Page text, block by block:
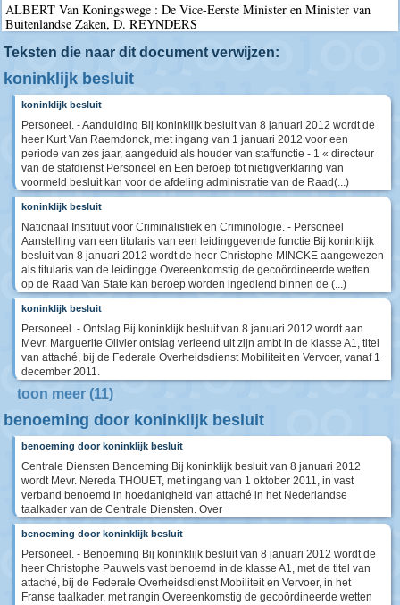
ALBERT Van Koningswege : De Vice-Eerste Minister en Minister van
Buitenlandse Zaken, D. REYNDERS
Teksten die naar dit document verwijzen:
koninklijk besluit
koninklijk besluit
Personeel. - Aanduiding Bij koninklijk besluit van 8 januari 2012 wordt de
heer Kurt Van Raemdonck, met ingang van 1 januari 2012 voor een
periode van zes jaar, aangeduid als houder van staffunctie - 1 « directeur
van de stafdienst Personeel en Een beroep tot nietigverklaring van
voormeld besluit kan voor de afdeling administratie van de Raad(...)
koninklijk besluit
Nationaal Instituut voor Criminalistiek en Criminologie. - Personeel
Aanstelling van een titularis van een leidinggevende functie Bij koninklijk
besluit van 8 januari 2012 wordt de heer Christophe MINCKE aangewezen
als titularis van de leidingge Overeenkomstig de gecoördineerde wetten
op de Raad Van State kan beroep worden ingediend binnen de (...)
koninklijk besluit
Personeel. - Ontslag Bij koninklijk besluit van 8 januari 2012 wordt aan
Mevr. Marguerite Olivier ontslag verleend uit zijn ambt in de klasse A1, titel
van attaché, bij de Federale Overheidsdienst Mobiliteit en Vervoer, vanaf 1
december 2011.
toon meer (11)
benoeming door koninklijk besluit
benoeming door koninklijk besluit
Centrale Diensten Benoeming Bij koninklijk besluit van 8 januari 2012
wordt Mevr. Nereda THOUET, met ingang van 1 oktober 2011, in vast
verband benoemd in hoedanigheid van attaché in het Nederlandse
taalkader van de Centrale Diensten. Over
benoeming door koninklijk besluit
Personeel. - Benoeming Bij koninklijk besluit van 8 januari 2012 wordt de
heer Christophe Pauwels vast benoemd in de klasse A1, met de titel van
attaché, bij de Federale Overheidsdienst Mobiliteit en Vervoer, in het
Franse taalkader, met rangin Overeenkomstig de gecoördineerde wetten